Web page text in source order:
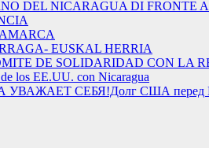
DEL NICARAGUA DI FRONTE
EUSKAL HERRIA
DE SOLIDARIDAD CON LA
los EE.UU. con Nicaragua
УВАЖАЕТ СЕБЯ!Долг США перед